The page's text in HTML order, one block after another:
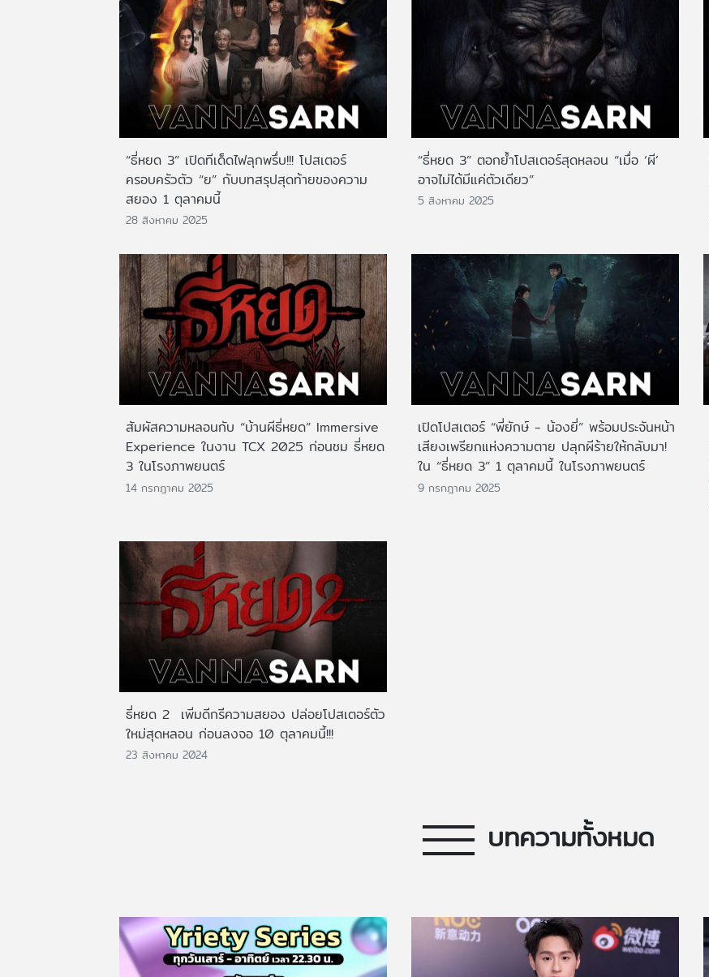
“ธี่หยด 3” เปิดทีเด็ดไฟลุกพรึ่บ!!! โปสเตอร์
ครอบครัวตัว “ย” กับบทสรุปสุดท้ายของความ
สยอง 1 ตุลาคมนี้
28 สิงหาคม 2025
“ธี่หยด 3” ตอกย้ำโปสเตอร์สุดหลอน “เมื่อ ‘ผี’
อาจไม่ได้มีแค่ตัวเดียว”
5 สิงหาคม 2025
สัมผัสความหลอนกับ “บ้านผีธี่หยด” Immersive
Experience ในงาน TCX 2025 ก่อนชม ธี่หยด
3 ในโรงภาพยนตร์
14 กรกฎาคม 2025
เปิดโปสเตอร์ “พี่ยักษ์ - น้องยี่” พร้อมประจันหน้า
เสียงเพรียกแห่งความตาย ปลุกผีร้ายให้กลับมา!
ใน “ธี่หยด 3” 1 ตุลาคมนี้ ในโรงภาพยนตร์
9 กรกฎาคม 2025
ธี่หยด 2 เพิ่มดีกรีความสยอง ปล่อยโปสเตอร์ตัว
ใหม่สุดหลอน ก่อนลงจอ 10 ตุลาคมนี้!!!
23 สิงหาคม 2024
บทความทั้งหมด